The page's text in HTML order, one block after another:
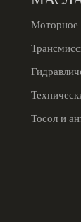
Моторное
Тосол и